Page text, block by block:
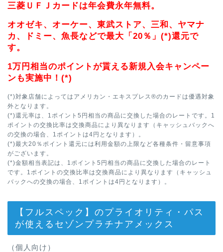
三菱ＵＦＪカードは年会費永年無料。
オオゼキ、オーケー、東武ストア、三和、ヤマナ
カ、ドミー、魚長などで最大「20％」(*)還元で
す。
1万円相当のポイントが貰える新規入会キャンペー
ンも実施中！(*)
(*)対象店舗によってはアメリカン・エキスプレス®のカードは優遇対象
外となります。
(*)還元率は、1ポイント5円相当の商品に交換した場合のレートです。1
ポイントの交換比率は交換商品により異なります（キャッシュバックへ
の交換の場合、1ポイントは4円となります）。
(*)最大20％ポイント還元には利用金額の上限など各種条件・留意事項
がございます。
(*)金額相当表記は、1ポイント5円相当の商品に交換した場合のレート
です。1ポイントの交換比率は交換商品により異なります（キャッシュ
バックへの交換の場合、1ポイントは4円となります）。
【フルスペック】のプライオリティ・パス
が使えるセゾンプラチナアメックス
（個人向け）